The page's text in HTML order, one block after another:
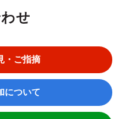
せ
・ご指摘
について